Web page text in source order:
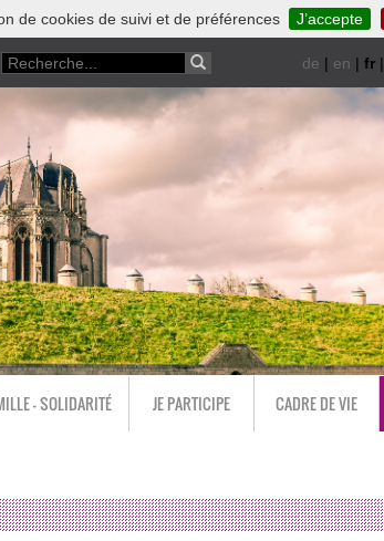
de cookies de suivi et de préférences J’accepte
de | en | fr |
- SOLIDARITÉ JE PARTICIPE CADRE DE VIE